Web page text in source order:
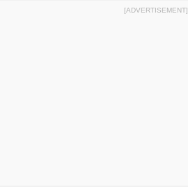
[ADVERTISEMENT]